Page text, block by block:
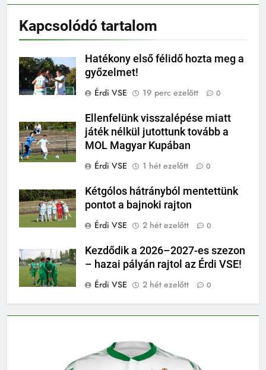
Kapcsolódó tartalom
Hatékony első félidő hozta meg a
győzelmet!
Érdi VSE
19 perc ezelőtt 0
Ellenfelünk visszalépése miatt
játék nélkül jutottunk tovább a
MOL Magyar Kupában
Érdi VSE
1 hét ezelőtt 0
Kétgólos hátrányból mentettünk
pontot a bajnoki rajton
Érdi VSE
2 hét ezelőtt 0
Kezdődik a 2026–2027-es szezon
– hazai pályán rajtol az Érdi VSE!
Érdi VSE
2 hét ezelőtt 0